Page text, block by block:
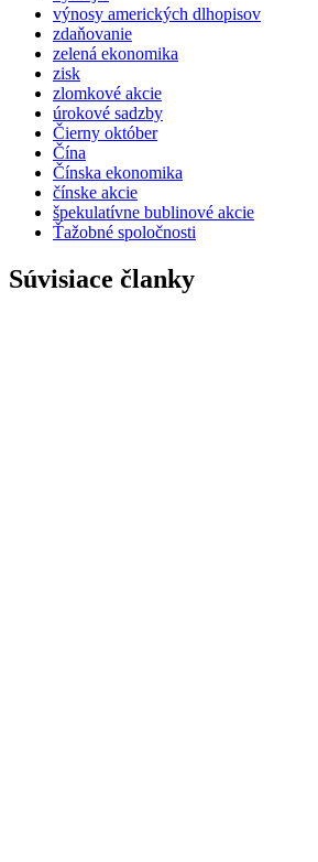
výnosy amerických dlhopisov
zdaňovanie
zelená ekonomika
zisk
zlomkové akcie
úrokové sadzby
Čierny október
Čína
Čínska ekonomika
čínske akcie
špekulatívne bublinové akcie
Ťažobné spoločnosti
Súvisiace članky